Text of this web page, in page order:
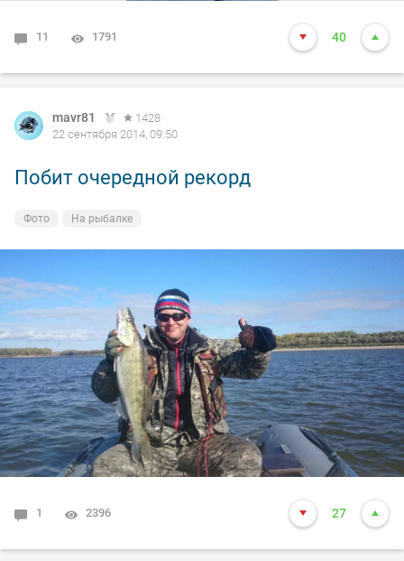
11 1791 40
mavr81
1428
22 сентября 2014, 09:50
Побит очередной рекорд
Фото На рыбалке
1 2396 27